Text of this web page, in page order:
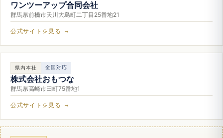
ワンツーアップ合同会社
群馬県前橋市天川大島町二丁目25番地21
公式サイトを見る →
県内本社 全国対応
株式会社おもつな
群馬県高崎市田町75番地1
公式サイトを見る →